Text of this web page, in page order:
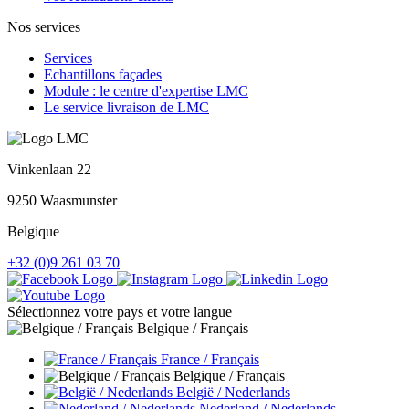
Nos services
Services
Echantillons façades
Module : le centre d'expertise LMC
Le service livraison de LMC
Vinkenlaan 22
9250 Waasmunster
Belgique
+32 (0)9 261 03 70
Sélectionnez votre pays et votre langue
Belgique / Français
France / Français
Belgique / Français
België / Nederlands